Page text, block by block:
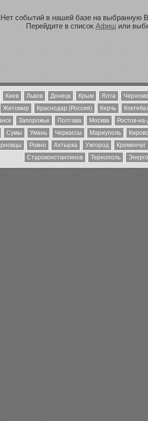
Нет событий в нашей базе на выбранную
Перейдите в список Афиш или
Киев Львов Донецк Крым Ялта
Житомир Краснодар (Россия) Керчь
Запорожье Полтава Москва
Ростов-
Сумы Умань Черкассы Мариуполь
Ровно Ахтырка Ужгород
Кременчуг
Староконстантинов
Тернополь